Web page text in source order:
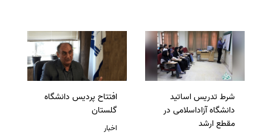
شرط تدریس اساتید
دانشگاه آزاداسلامی در
مقطع ارشد
افتتاح پردیس دانشگاه
گلستان
اخبار